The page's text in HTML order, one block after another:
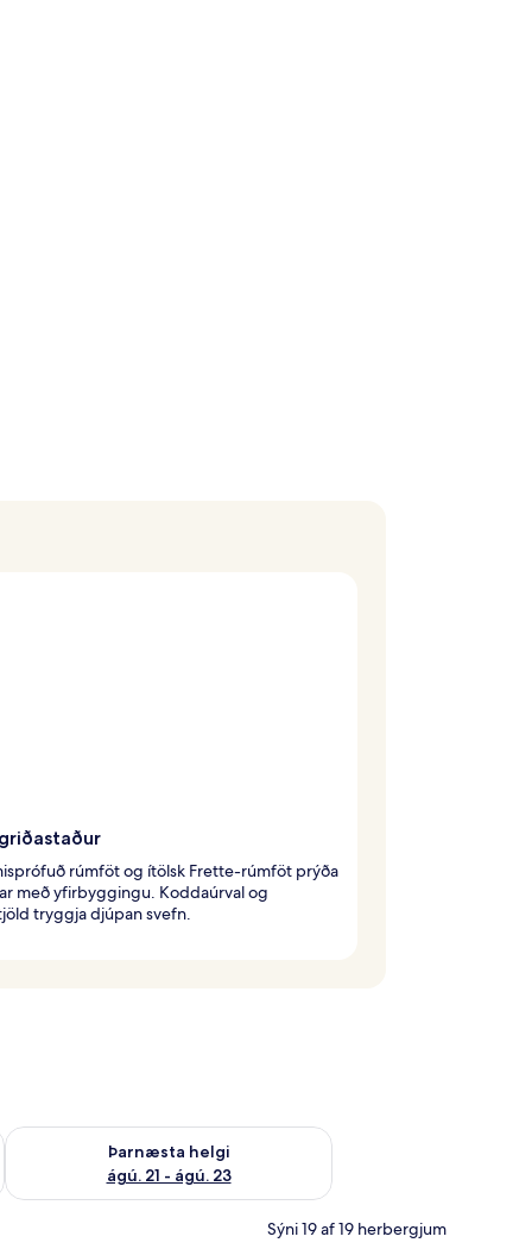
rúmföt og ítölsk Frette-rúmföt prýða
með yfirbyggingu. Koddaúrval og
tryggja djúpan svefn.
16
Þarnæsta helgi
ágú. 21 - ágú. 23
Athuga framboð þarnæstu helgi ágú. 21 - ágú. 23
Sýni 19 af 19 herbergjum